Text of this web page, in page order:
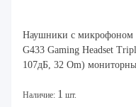
Наушники с микрофоном
G433 Gaming Headset
107дБ, 32 Om)
Наличие: 1 шт.